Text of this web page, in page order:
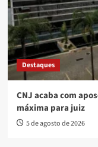
Destaques
CNJ acaba com
máxima para juiz
5 de agosto de 2026